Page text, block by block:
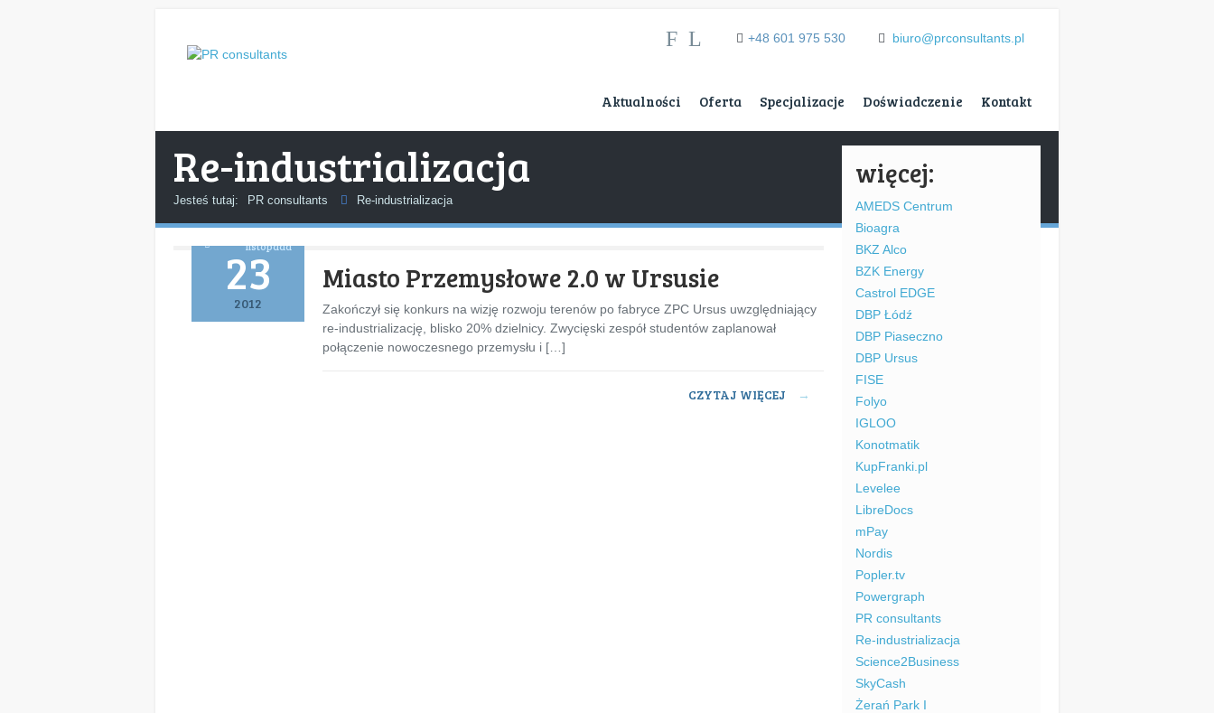
F L +48 601 975 530 biuro@prconsultants.pl
Aktualności Oferta Specjalizacje Doświadczenie Kontakt
Re-industrializacja
Jesteś tutaj: PR consultants Re-industrializacja
23
listopada
2012
Miasto Przemysłowe 2.0 w Ursusie
Zakończył się konkurs na wizję rozwoju terenów po fabryce ZPC Ursus uwzględniający
re-industrializację, blisko 20% dzielnicy. Zwycięski zespół studentów zaplanował
połączenie nowoczesnego przemysłu i […]
CZYTAJ WIĘCEJ →
więcej:
AMEDS Centrum
Bioagra
BKZ Alco
BZK Energy
Castrol EDGE
DBP Łódź
DBP Piaseczno
DBP Ursus
FISE
Folyo
IGLOO
Konotmatik
KupFranki.pl
Levelee
LibreDocs
mPay
Nordis
Popler.tv
Powergraph
PR consultants
Re-industrializacja
Science2Business
SkyCash
Żerań Park I